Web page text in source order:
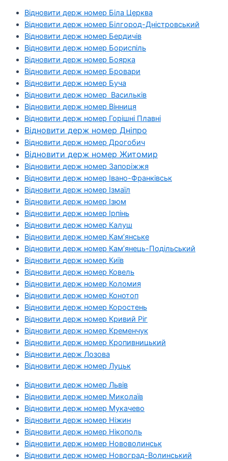
Відновити держ номер Біла Церква
Відновити держ номер Білгород-Дністровський
Відновити держ номер Бердичів
Відновити держ номер Бориспіль
Відновити держ номер Боярка
Відновити держ номер Бровари
Відновити держ номер Буча
Відновити держ номер Васильків
Відновити держ номер Вінниця
Відновити держ номер Горішні Плавні
Відновити держ номер Дніпро
Відновити держ номер Дрогобич
Відновити держ номер Житомир
Відновити держ номер Запоріжжя
Відновити держ номер Івано-Франківськ
Відновити держ номер Ізмаїл
Відновити держ номер Ізюм
Відновити держ номер Ірпінь
Відновити держ номер Калуш
Відновити держ номер Кам’янське
Відновити держ номер Кам’янець-Подільський
Відновити держ номер Київ
Відновити держ номер Ковель
Відновити держ номер Коломия
Відновити держ номер Конотоп
Відновити держ номер Коростень
Відновити держ номер Кривий Ріг
Відновити держ номер Кременчук
Відновити держ номер Кропивницький
Відновити держ Лозова
Відновити держ номер Луцьк
Відновити держ номер Львів
Відновити держ номер Миколаїв
Відновити держ номер Мукачево
Відновити держ номер Ніжин
Відновити держ номер Нікополь
Відновити держ номер Нововолинськ
Відновити держ номер Новоград-Волинський